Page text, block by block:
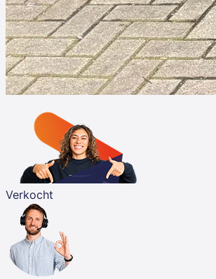
Verkocht